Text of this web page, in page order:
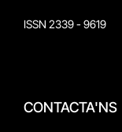
ISSN 2339 - 9619
CONTACTA'NS